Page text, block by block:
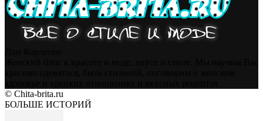
© Chita-brita.ru
БОЛЬШЕ ИСТОРИЙ